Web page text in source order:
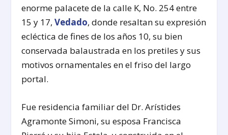
enorme palacete de la calle K, No. 254 entre
15 y 17,Vedado, donde resaltan su expresión
ecléctica de fines de los años 10, su bien
conservada balaustrada en los pretiles y sus
motivos ornamentales en el friso del largo
portal.
Fue residencia familiar del Dr. Arístides
Agramonte Simoni, su esposa Francisca